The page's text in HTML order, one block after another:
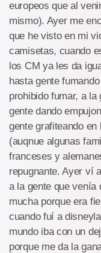
europeos que al
mismo). Ayer me
que he visto en mi
camisetas, cuando
los CM ya les da
hasta gente
prohibido fumar, a
gente dando
gente grafiteando
(auqnue algunas
franceses y
repugnante. Ayer ví
a la gente que venía
mucha porque era
cuando fuí a
mundo iba con un
porque me da la